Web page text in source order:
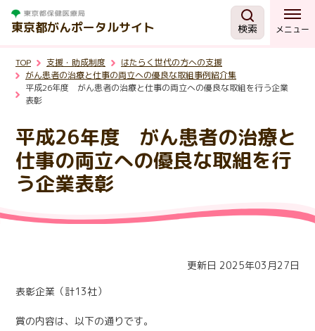
東京都がんポータルサイト 検索 メニュー
がんを知る
相談する
東京都の取組
日本語
TOP 支援・助成制度
はたらく世代の方への支援
がん患者の治療と仕事の両立への優良な取組事例紹介集
平成26年度 がん患者の治療と仕事の両立への優良な取組を行う企業
表彰
平成26年度 がん患者の治療と
仕事の両立への優良な取組を行
う企業表彰
更新日 2025年03月27日
表彰企業（計13社）
賞の内容は、以下の通りです。